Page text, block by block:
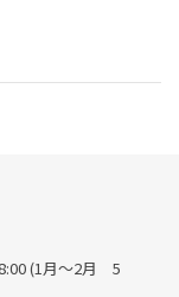
(1月〜2月 5